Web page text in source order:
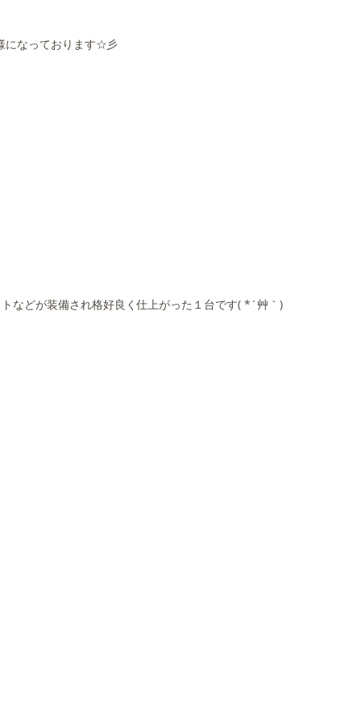
になっております☆彡
などが装備され格好良く仕上がった１台です( *´艸｀)